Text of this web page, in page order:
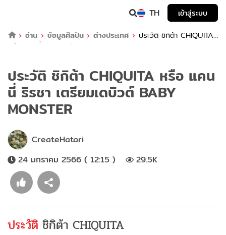
TH
เข้าสู่ระบบ
อ่าน
ข้อมูลศิลปิน ต่างประเทศ
ประวัติ ชิกิต้า CHIQUITA
หรือ แคนนี่ ริรชา เตรียมเดบิวต์ BABY MONSTER
ประวัติ ชิกิต้า CHIQUITA หรือ แคน
นี่ ริรชา เตรียมเดบิวต์ BABY
MONSTER
CreateHatari
24 มกราคม 2566 ( 12:15 )
29.5K
ประวัติ ชิกิต้า CHIQUITA